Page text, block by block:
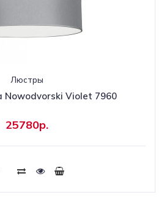
Люстры
Nowodvorski Violet 7960
25780р.